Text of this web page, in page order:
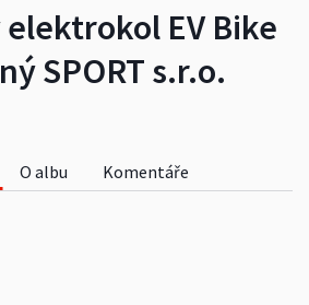
EV Bike
SPORT s.r.o.
O albu Komentáře